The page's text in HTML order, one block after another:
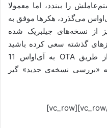
را ببندد، اما معمولا
می‌گذرد، هکرها موفق به
از نسخه‌های جیلبریک‌ شده
گذشته سعی کرده باشید
که آیفون، آیپد یا آیپاد تاچتان را از طریق OTA به آی‌او‌اس 11
«بررسی نسخه‌ی‌ جدید» گیر
[/vc_column_text][/vc_column][/vc_row][vc_row]